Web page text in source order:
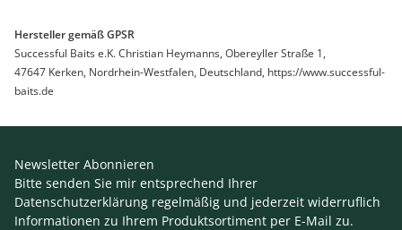
Hersteller gemäß GPSR
Successful Baits e.K. Christian Heymanns, Obereyller Straße 1,
47647 Kerken, Nordrhein-Westfalen, Deutschland, https://www.successful-
baits.de
Newsletter Abonnieren
Bitte senden Sie mir entsprechend Ihrer
Datenschutzerklärung regelmäßig und jederzeit widerruflich
Informationen zu Ihrem Produktsortiment per E-Mail zu.